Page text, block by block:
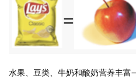
水果、豆类、牛奶和酸奶营养丰